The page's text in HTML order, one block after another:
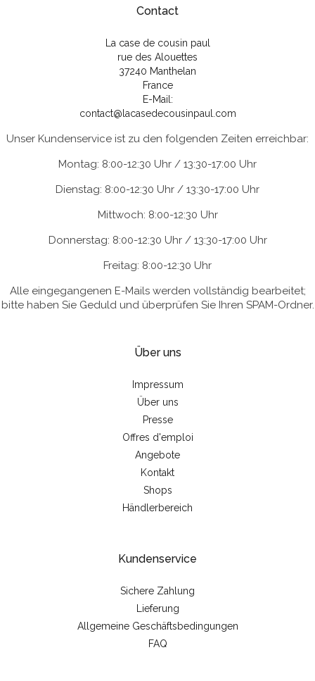
Contact
La case de cousin paul
rue des Alouettes
37240 Manthelan
France
E-Mail:
contact@lacasedecousinpaul.com
Unser Kundenservice ist zu den folgenden Zeiten erreichbar:
Montag: 8:00-12:30 Uhr / 13:30-17:00 Uhr
Dienstag: 8:00-12:30 Uhr / 13:30-17:00 Uhr
Mittwoch: 8:00-12:30 Uhr
Donnerstag: 8:00-12:30 Uhr / 13:30-17:00 Uhr
Freitag: 8:00-12:30 Uhr
Alle eingegangenen E-Mails werden vollständig bearbeitet;
bitte haben Sie Geduld und überprüfen Sie Ihren SPAM-Ordner.
Über uns
Impressum
Über uns
Presse
Offres d'emploi
Angebote
Kontakt
Shops
Händlerbereich
Kundenservice
Sichere Zahlung
Lieferung
Allgemeine Geschäftsbedingungen
FAQ